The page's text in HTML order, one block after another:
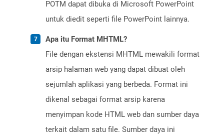
POTM dapat dibuka di Microsoft PowerPoint
untuk diedit seperti file PowerPoint lainnya.
Apa itu Format MHTML?
File dengan ekstensi MHTML mewakili format
arsip halaman web yang dapat dibuat oleh
sejumlah aplikasi yang berbeda. Format ini
dikenal sebagai format arsip karena
menyimpan kode HTML web dan sumber daya
terkait dalam satu file. Sumber daya ini